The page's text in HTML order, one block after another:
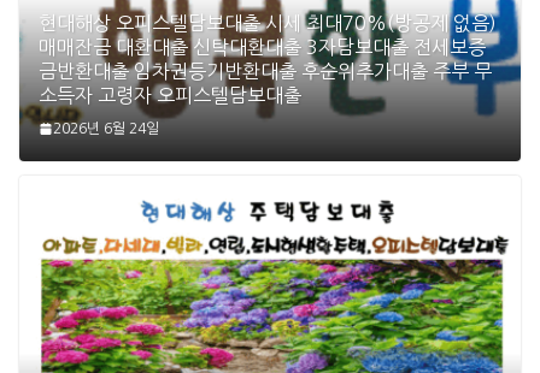
현대해상 오피스텔담보대출 시세 최대70%(방공제 없음)
매매잔금 대환대출 신탁대환대출 3자담보대출 전세보증
금반환대출 임차권등기반환대출 후순위추가대출 주부 무
소득자 고령자 오피스텔담보대출
2026년 6월 24일